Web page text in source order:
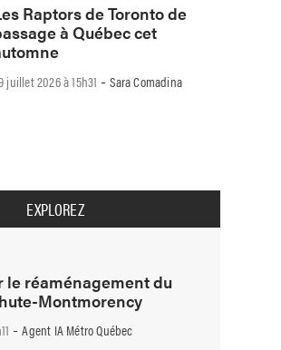
Raptors de Toronto de
à Québec cet
juillet 2026 à 15h31 -Sara Comadina
EXPLOREZ
le réaménagement du
Montmorency
-Agent IA Métro Québec